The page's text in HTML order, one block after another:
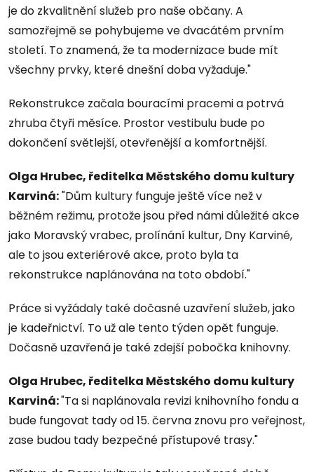
je do zkvalitnění služeb pro naše občany. A
samozřejmě se pohybujeme ve dvacátém prvním
století. To znamená, že ta modernizace bude mít
všechny prvky, které dnešní doba vyžaduje."
Rekonstrukce začala bouracími pracemi a potrvá
zhruba čtyři měsíce. Prostor vestibulu bude po
dokončení světlejší, otevřenější a komfortnější.
Olga Hrubec, ředitelka Městského domu kultury
Karviná:"Dům kultury funguje ještě více než v
běžném režimu, protože jsou před námi důležité akce
jako Moravský vrabec, prolínání kultur, Dny Karviné,
ale to jsou exteriérové akce, proto byla ta
rekonstrukce naplánována na toto období."
Práce si vyžádaly také dočasné uzavření služeb, jako
je kadeřnictví. To už ale tento týden opět funguje.
Dočasně uzavřená je také zdejší pobočka knihovny.
Olga Hrubec, ředitelka Městského domu kultury
Karviná:"Ta si naplánovala revizi knihovního fondu a
bude fungovat tady od 15. června znovu pro veřejnost,
zase budou tady bezpečné přístupové trasy."